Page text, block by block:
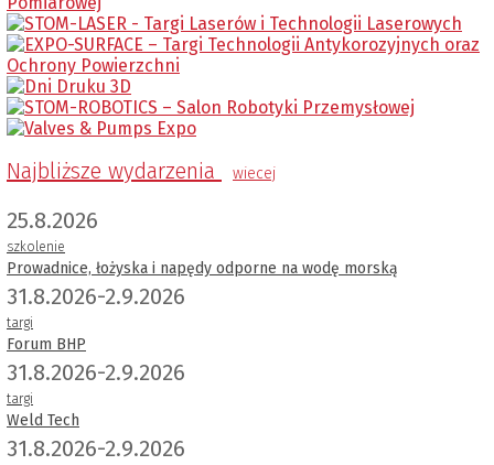
Najbliższe wydarzenia wiecej
25.8.2026
szkolenie
Prowadnice, łożyska i napędy odporne na wodę morską
31.8.2026-2.9.2026
targi
Forum BHP
31.8.2026-2.9.2026
targi
Weld Tech
31.8.2026-2.9.2026